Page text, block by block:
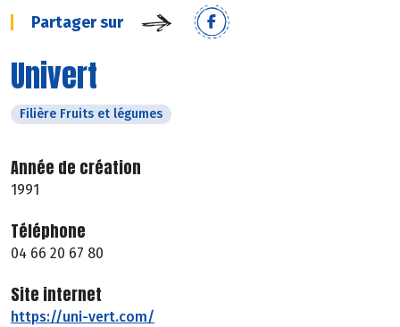
Partager sur
Univert
Filière Fruits et légumes
Année de création
1991
Téléphone
04 66 20 67 80
Site internet
https://uni-vert.com/